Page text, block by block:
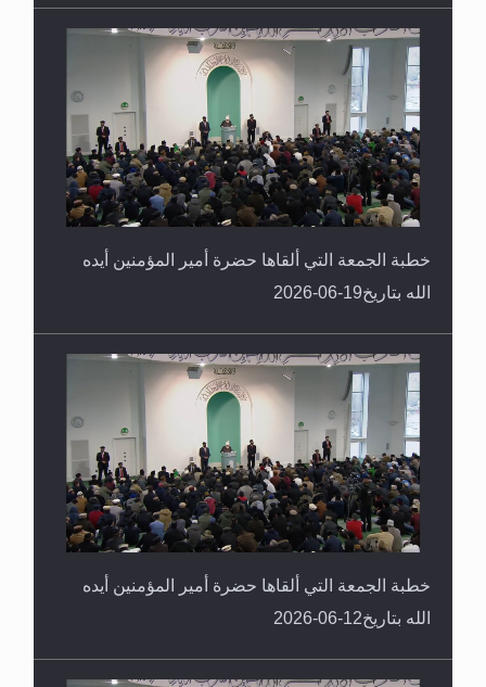
خطبة الجمعة التي ألقاها حضرة أمير المؤمنين أيده
الله بتاريخ19-06-2026
خطبة الجمعة التي ألقاها حضرة أمير المؤمنين أيده
الله بتاريخ12-06-2026